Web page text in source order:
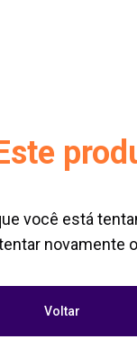
você está
novamente
Voltar